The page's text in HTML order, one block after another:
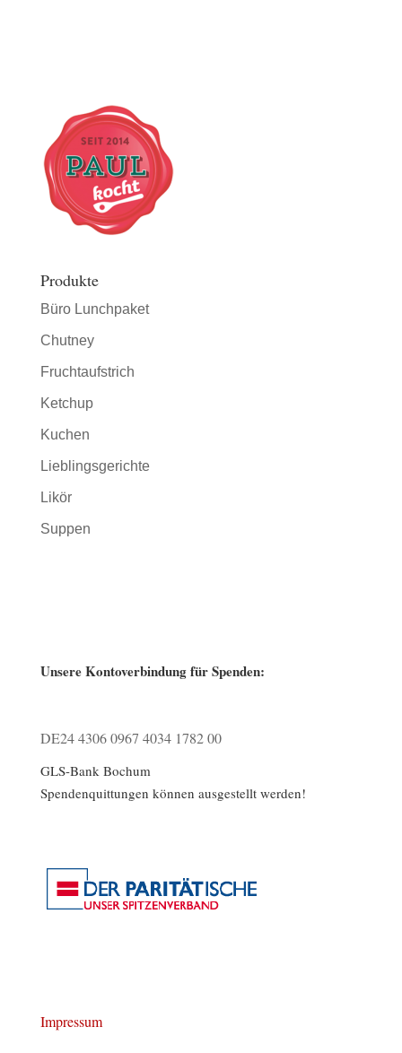
Produkte
Büro Lunchpaket
Chutney
Fruchtaufstrich
Ketchup
Kuchen
Lieblingsgerichte
Likör
Suppen
Unsere Kontoverbindung für Spenden:
DE24 4306 0967 4034 1782 00
GLS-Bank Bochum
Spendenquittungen können ausgestellt werden!
Impressum